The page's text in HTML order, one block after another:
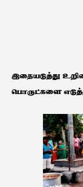
இதையடுத்து
பொருட்களை